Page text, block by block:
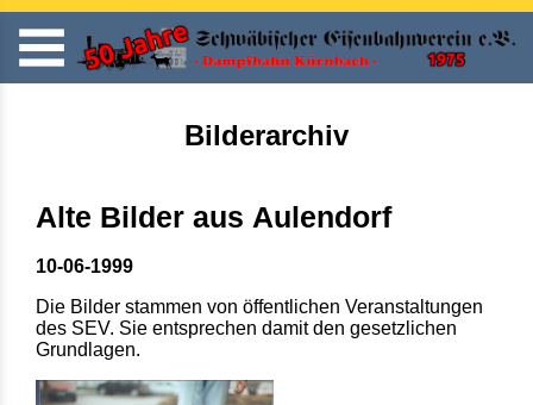
Bilderarchiv
Alte Bilder aus Aulendorf
10-06-1999
Die Bilder stammen von öffentlichen Veranstaltungen
des SEV. Sie entsprechen damit den gesetzlichen
Grundlagen.